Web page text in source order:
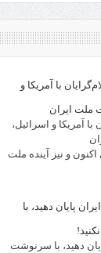
مقدسات! روز
با آمریکا و
ملت ایران
آمریکا و اسرائیل،
و نیز آینده ملت
پایان دهید، با
دهید، با سرنوشت